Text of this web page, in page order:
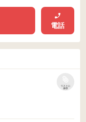
電話
リストに
保存